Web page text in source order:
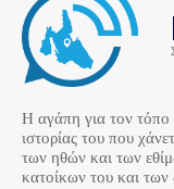
Η αγάπη για τον τόπο
ιστορίας του που
των ηθών και των
κατοίκων του και